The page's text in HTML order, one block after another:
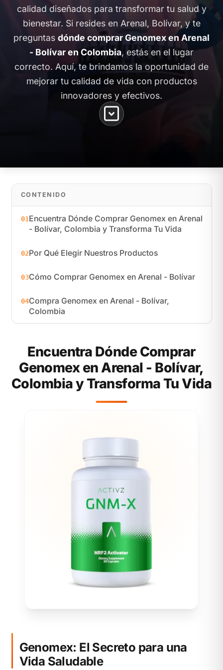
calidad diseñados para transformar tu salud y
bienestar. Si resides en Arenal, Bolívar, y te
preguntas dónde comprar Genomex en Arenal
- Bolívar en Colombia, estás en el lugar
correcto. Aquí, te brindamos la oportunidad de
mejorar tu calidad de vida con productos
innovadores y efectivos.
CONTENIDO
01Encuentra Dónde Comprar Genomex en Arenal
- Bolívar, Colombia y Transforma Tu Vida
02Por Qué Elegir Nuestros Productos
03Cómo Comprar Genomex en Arenal - Bolívar
04Compra Genomex en Arenal - Bolívar,
Colombia
Encuentra Dónde Comprar
Genomex en Arenal - Bolívar,
Colombia y Transforma Tu Vida
Genomex: El Secreto para una
Vida Saludable